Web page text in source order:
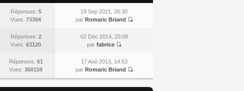
Réponses: 5
Vues: 73394
19 Sep 2021, 20:30
par Romaric Briand
Réponses: 2
Vues: 63120
02 Déc 2014, 20:08
par fabrice
Réponses: 61
Vues: 360159
17 Aoû 2013, 14:53
par Romaric Briand